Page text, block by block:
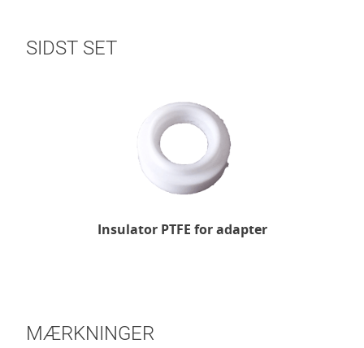
SIDST SET
Insulator PTFE for adapter
MÆRKNINGER